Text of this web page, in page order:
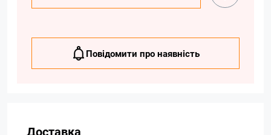
Повідомити про наявність
Доставка